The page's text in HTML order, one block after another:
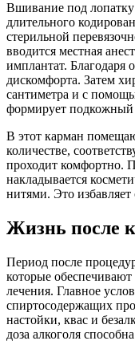
Вшивание под
длительного
стерильной
вводится местная
имплантат. Благодаря
дискомфорта. Затем
сантиметра и с
формирует подкожный
В этот карман
количестве,
проходит комфортно.
накладывается
нитями. Это
Жизнь после
Период после
которые обеспечивают
лечения. Главное
спиртосодержащих
настойки, квас и
доза алкоголя